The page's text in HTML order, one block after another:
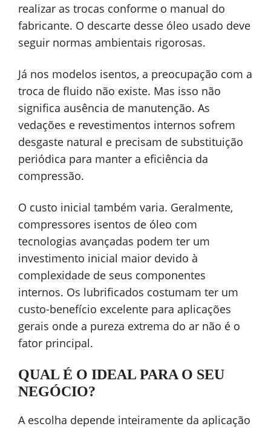
realizar as trocas conforme o manual do
fabricante. O descarte desse óleo usado deve
seguir normas ambientais rigorosas.
Já nos modelos isentos, a preocupação com a
troca de fluido não existe. Mas isso não
significa ausência de manutenção. As
vedações e revestimentos internos sofrem
desgaste natural e precisam de substituição
periódica para manter a eficiência da
compressão.
O custo inicial também varia. Geralmente,
compressores isentos de óleo com
tecnologias avançadas podem ter um
investimento inicial maior devido à
complexidade de seus componentes
internos. Os lubrificados costumam ter um
custo-benefício excelente para aplicações
gerais onde a pureza extrema do ar não é o
fator principal.
QUAL É O IDEAL PARA O SEU
NEGÓCIO?
A escolha depende inteiramente da aplicação